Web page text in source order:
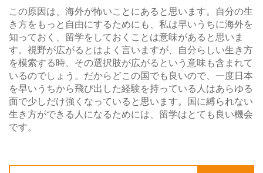
この原因は、海外が怖いことにあると思います。自分の生
き方をもっと自由にするためにも、私は早いうちに海外を
知っておく、留学をしておくことは意味があると思いま
す。視野が広がるとはよく言いますが、自分らしい生き方
を模索する時、その選択肢が広がるという意味も含まれて
いるのでしょう。だからどこの国でも良いので、一度日本
を早いうちから飛び出した経験を持っている人はあらゆる
面で少しだけ強くなっていると思います。国に縛られない
生き方ができる人になるためには、留学はとても良い機会
です。